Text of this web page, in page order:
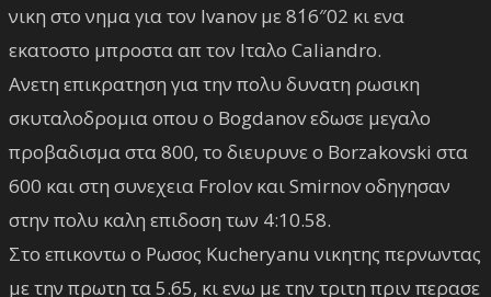
νικη στο νημα για τον Ivanov με 8΄16″02 κι ενα
εκατοστο μπροστα απ τον Ιταλο Caliandro.
Ανετη επικρατηση για την πολυ δυνατη ρωσικη
σκυταλοδρομια οπου ο Bogdanov εδωσε μεγαλο
προβαδισμα στα 800, το διευρυνε ο Borzakovski στα
600 και στη συνεχεια Frolov και Smirnov οδηγησαν
στην πολυ καλη επιδοση των 4:10.58.
Στο επικοντω ο Ρωσος Kucheryanu νικητης περνωντας
με την πρωτη τα 5.65, κι ενω με την τριτη πριν περασε